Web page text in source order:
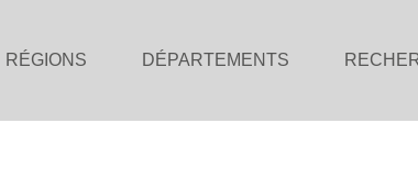
RÉGIONS DÉPARTEMENTS